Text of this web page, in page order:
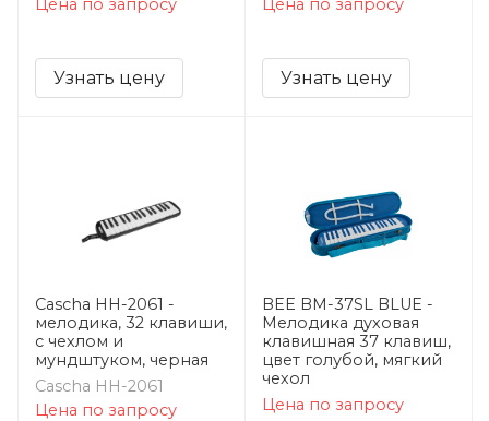
Цена по запросу
Узнать цену
Цена по запросу
Узнать цену
Cascha HH-2061 -
мелодика, 32 клавиши,
с чехлом и
мундштуком, черная
Cascha HH-2061
Цена по запросу
BEE BM-37SL BLUE -
Мелодика духовая
клавишная 37 клавиш,
цвет голубой, мягкий
чехол
Цена по запросу